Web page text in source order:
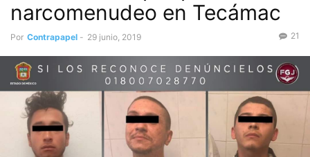
narcomenudeo en Tecámac
Por Contrapapel - 29 junio, 2019 21